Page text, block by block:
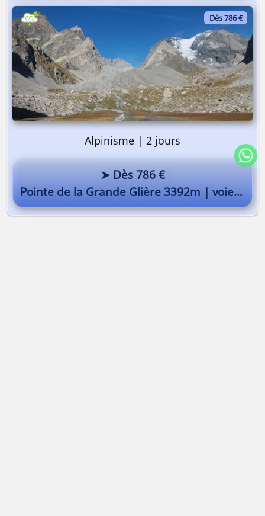
Dès 786 €
Alpinisme | 2 jours
➤ Dès 786 €
Pointe de la Grande Glière 3392m | voie normale